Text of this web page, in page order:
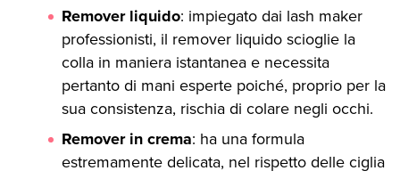
Remover liquido: impiegato dai lash maker
professionisti, il remover liquido scioglie la
colla in maniera istantanea e necessita
pertanto di mani esperte poiché, proprio per la
sua consistenza, rischia di colare negli occhi.
Remover in crema: ha una formula
estremamente delicata, nel rispetto delle ciglia